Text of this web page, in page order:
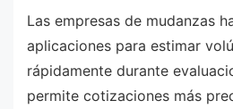
Las empresas de mudanzas
aplicaciones para estimar
rápidamente durante
permite cotizaciones más